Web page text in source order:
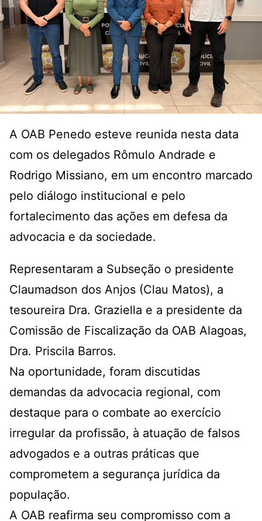
A OAB Penedo esteve reunida nesta data
com os delegados Rômulo Andrade e
Rodrigo Missiano, em um encontro marcado
pelo diálogo institucional e pelo
fortalecimento das ações em defesa da
advocacia e da sociedade.
Representaram a Subseção o presidente
Claumadson dos Anjos (Clau Matos), a
tesoureira Dra. Graziella e a presidente da
Comissão de Fiscalização da OAB Alagoas,
Dra. Priscila Barros.
Na oportunidade, foram discutidas
demandas da advocacia regional, com
destaque para o combate ao exercício
irregular da profissão, à atuação de falsos
advogados e a outras práticas que
comprometem a segurança jurídica da
população.
A OAB reafirma seu compromisso com a